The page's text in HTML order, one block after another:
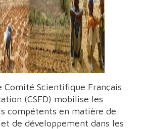
Comité Scientifique Français
(CSFD) mobilise les
compétents en matière de
de développement dans les